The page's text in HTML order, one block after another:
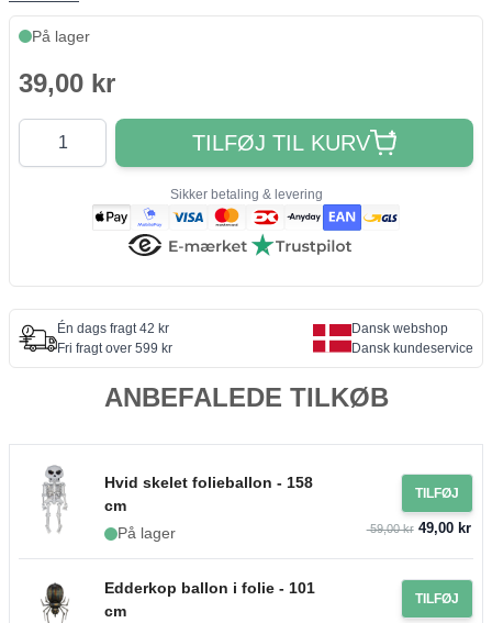
På lager
39,00 kr
Antal
TILFØJ TIL KURV
Sikker betaling & levering
Én dags fragt 42 kr
Fri fragt over 599 kr
Dansk webshop
Dansk kundeservice
ANBEFALEDE TILKØB
Hvid skelet folieballon - 158
cm
På lager
TILFØJ
59,00 kr49,00 kr
Edderkop ballon i folie - 101
cm
TILFØJ